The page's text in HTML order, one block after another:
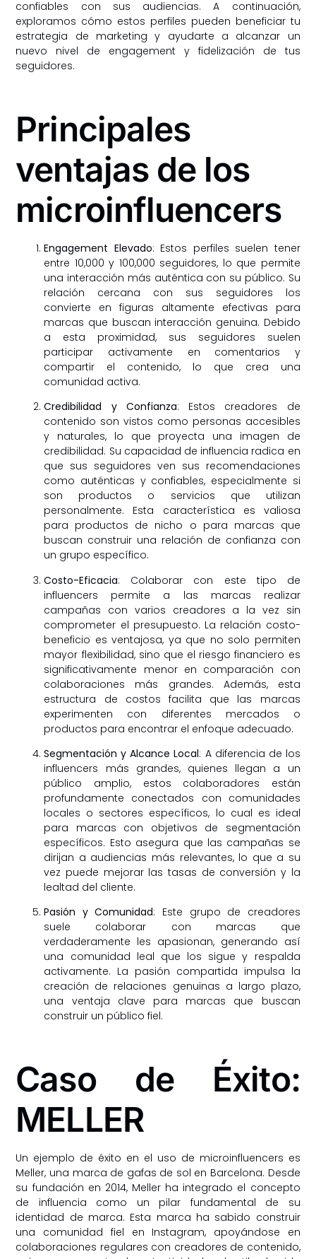
confiables con sus audiencias. A continuación,
exploramos cómo estos perfiles pueden beneficiar tu
estrategia de marketing y ayudarte a alcanzar un
nuevo nivel de engagement y fidelización de tus
seguidores.
Principales
ventajas de los
microinfluencers
Engagement Elevado: Estos perfiles suelen tener
entre 10,000 y 100,000 seguidores, lo que permite
una interacción más auténtica con su público. Su
relación cercana con sus seguidores los
convierte en figuras altamente efectivas para
marcas que buscan interacción genuina. Debido
a esta proximidad, sus seguidores suelen
participar activamente en comentarios y
compartir el contenido, lo que crea una
comunidad activa.
Credibilidad y Confianza: Estos creadores de
contenido son vistos como personas accesibles
y naturales, lo que proyecta una imagen de
credibilidad. Su capacidad de influencia radica en
que sus seguidores ven sus recomendaciones
como auténticas y confiables, especialmente si
son productos o servicios que utilizan
personalmente. Esta característica es valiosa
para productos de nicho o para marcas que
buscan construir una relación de confianza con
un grupo específico.
Costo-Eficacia: Colaborar con este tipo de
influencers permite a las marcas realizar
campañas con varios creadores a la vez sin
comprometer el presupuesto. La relación costo-
beneficio es ventajosa, ya que no solo permiten
mayor flexibilidad, sino que el riesgo financiero es
significativamente menor en comparación con
colaboraciones más grandes. Además, esta
estructura de costos facilita que las marcas
experimenten con diferentes mercados o
productos para encontrar el enfoque adecuado.
Segmentación y Alcance Local: A diferencia de los
influencers más grandes, quienes llegan a un
público amplio, estos colaboradores están
profundamente conectados con comunidades
locales o sectores específicos, lo cual es ideal
para marcas con objetivos de segmentación
específicos. Esto asegura que las campañas se
dirijan a audiencias más relevantes, lo que a su
vez puede mejorar las tasas de conversión y la
lealtad del cliente.
Pasión y Comunidad: Este grupo de creadores
suele colaborar con marcas que
verdaderamente les apasionan, generando así
una comunidad leal que los sigue y respalda
activamente. La pasión compartida impulsa la
creación de relaciones genuinas a largo plazo,
una ventaja clave para marcas que buscan
construir un público fiel.
Caso de Éxito:
MELLER
Un ejemplo de éxito en el uso de microinfluencers es
Meller, una marca de gafas de sol en Barcelona. Desde
su fundación en 2014, Meller ha integrado el concepto
de influencia como un pilar fundamental de su
identidad de marca. Esta marca ha sabido construir
una comunidad fiel en Instagram, apoyándose en
colaboraciones regulares con creadores de contenido,